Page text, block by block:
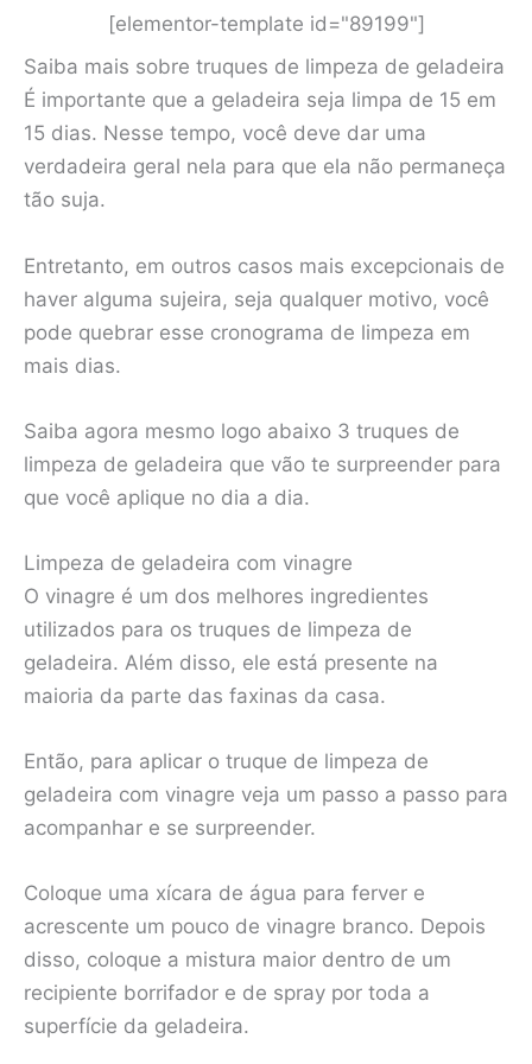
[elementor-template id="89199"]
Saiba mais sobre truques de limpeza de geladeira
É importante que a geladeira seja limpa de 15 em
15 dias. Nesse tempo, você deve dar uma
verdadeira geral nela para que ela não permaneça
tão suja.
Entretanto, em outros casos mais excepcionais de
haver alguma sujeira, seja qualquer motivo, você
pode quebrar esse cronograma de limpeza em
mais dias.
Saiba agora mesmo logo abaixo 3 truques de
limpeza de geladeira que vão te surpreender para
que você aplique no dia a dia.
Limpeza de geladeira com vinagre
O vinagre é um dos melhores ingredientes
utilizados para os truques de limpeza de
geladeira. Além disso, ele está presente na
maioria da parte das faxinas da casa.
Então, para aplicar o truque de limpeza de
geladeira com vinagre veja um passo a passo para
acompanhar e se surpreender.
Coloque uma xícara de água para ferver e
acrescente um pouco de vinagre branco. Depois
disso, coloque a mistura maior dentro de um
recipiente borrifador e de spray por toda a
superfície da geladeira.